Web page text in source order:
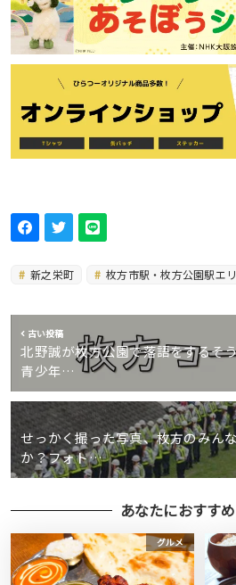
新之栄町 枚方市駅・枚方公園駅エ
古い投稿
北野誠が枚方公園で落語をするそ
青少年…
せっかく撮った写真、枚方のみん
か？フォト…
あなたにおすす
グルメ